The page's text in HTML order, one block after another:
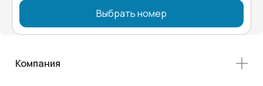
Выбрать номер
Компания